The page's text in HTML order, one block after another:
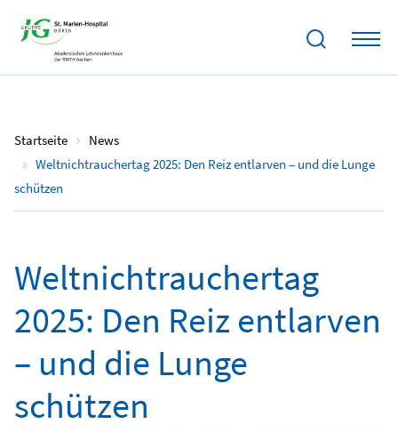
Startseite
News
Weltnichtrauchertag 2025: Den Reiz entlarven – und die Lunge
schützen
31.05.2025
Weltnichtrauchertag
2025: Den Reiz entlarven
– und die Lunge
schützen